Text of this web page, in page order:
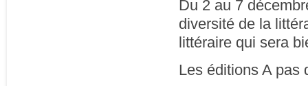
Du 2 au 7
diversité de la
littéraire qui sera
Les éditions A pas